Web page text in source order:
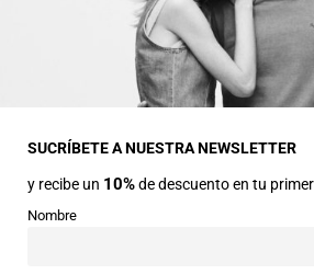
INFORMACIÓN GENERAL
22330 Ainsa (Huesca)
Teléfonos
974 50 00 43
SUCRÍBETE A NUESTRA NEWSLETTER
y recibe un 10%de descuento en tu
Nombre